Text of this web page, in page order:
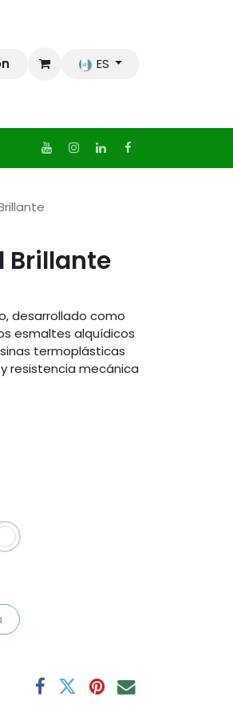
ES
Brillante
desarrollado como
esmaltes alquídicos
termoplásticas
resistencia mecánica